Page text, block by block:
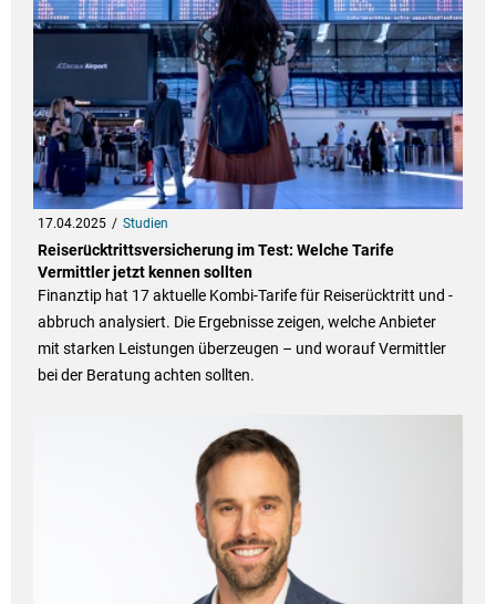
17.04.2025 Studien
Reiserücktrittsversicherung im Test: Welche Tarife
Vermittler jetzt kennen sollten
Finanztip hat 17 aktuelle Kombi-Tarife für Reiserücktritt und -
abbruch analysiert. Die Ergebnisse zeigen, welche Anbieter
mit starken Leistungen überzeugen – und worauf Vermittler
bei der Beratung achten sollten.